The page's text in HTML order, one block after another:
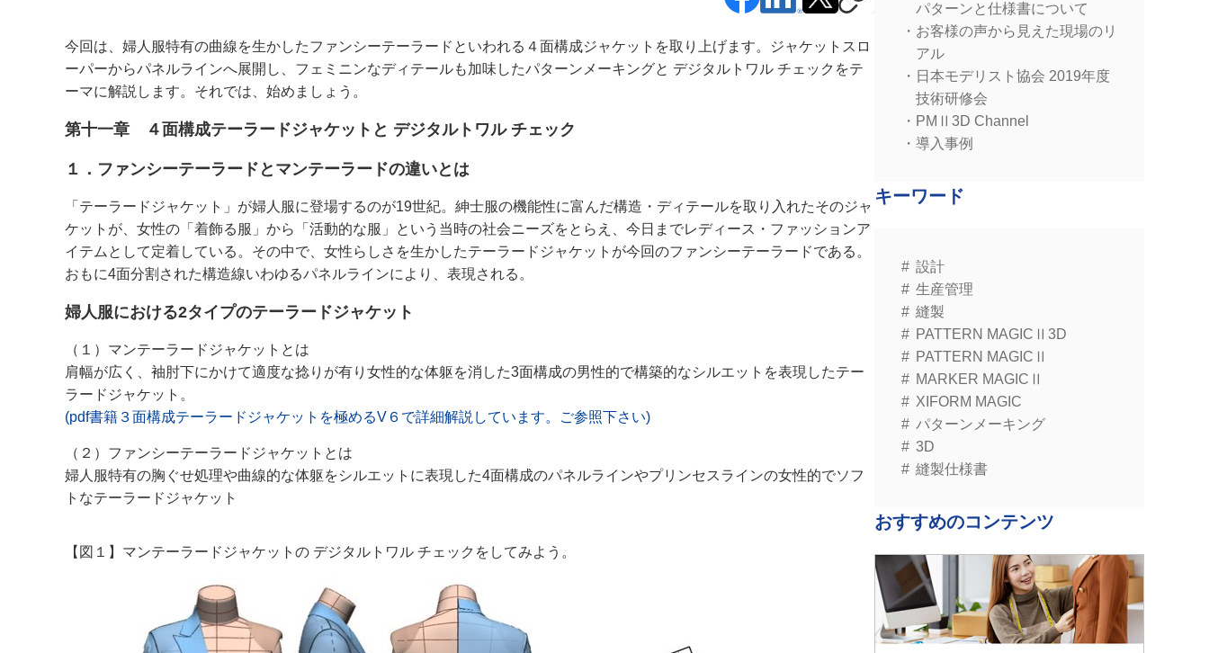
今回は、婦人服特有の曲線を生かしたファンシーテーラードといわれる４面構成ジャケットを取り上げます。ジャケットスロ
ーパーからパネルラインへ展開し、フェミニンなディテールも加味したパターンメーキングと デジタルトワル チェックをテ
ーマに解説します。それでは、始めましょう。
第十一章 ４面構成テーラードジャケットと デジタルトワル チェック
１．ファンシーテーラードとマンテーラードの違いとは
「テーラードジャケット」が婦人服に登場するのが19世紀。紳士服の機能性に富んだ構造・ディテールを取り入れたそのジャ
ケットが、女性の「着飾る服」から「活動的な服」という当時の社会ニーズをとらえ、今日までレディース・ファッションア
イテムとして定着している。その中で、女性らしさを生かしたテーラードジャケットが今回のファンシーテーラードである。
おもに4面分割された構造線いわゆるパネルラインにより、表現される。
婦人服における2タイプのテーラードジャケット
（１）マンテーラードジャケットとは
肩幅が広く、袖肘下にかけて適度な捻りが有り女性的な体躯を消した3面構成の男性的で構築的なシルエットを表現したテー
ラードジャケット。
(pdf書籍３面構成テーラードジャケットを極めるV６で詳細解説しています。ご参照下さい)
（２）ファンシーテーラードジャケットとは
婦人服特有の胸ぐせ処理や曲線的な体躯をシルエットに表現した4面構成のパネルラインやプリンセスラインの女性的でソフ
トなテーラードジャケット
【図１】マンテーラードジャケットの デジタルトワル チェックをしてみよう。
パターンと仕様書について
お客様の声から見えた現場のリ
アル
日本モデリスト協会 2019年度
技術研修会
PMⅡ3D Channel
導入事例
キーワード
設計
生産管理
縫製
PATTERN MAGICⅡ3D
PATTERN MAGICⅡ
MARKER MAGICⅡ
XIFORM MAGIC
パターンメーキング
3D
縫製仕様書
おすすめのコンテンツ